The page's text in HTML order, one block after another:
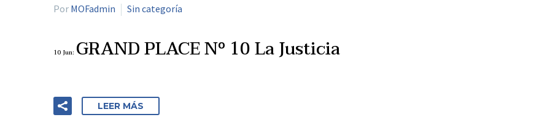
Por MOFadmin Sin categoría
10 Jun: GRAND PLACE Nº 10 La Justicia
LEER MÁS